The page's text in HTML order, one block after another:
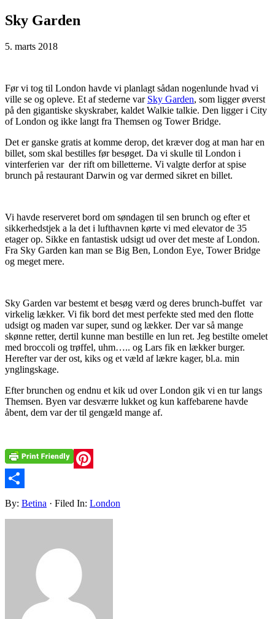
Sky Garden
5. marts 2018
Før vi tog til London havde vi planlagt sådan nogenlunde hvad vi
ville se og opleve. Et af stederne var Sky Garden, som ligger øverst
på den gigantiske skyskraber, kaldet Walkie talkie. Den ligger i City
of London og ikke langt fra Themsen og Tower Bridge.
Det er ganske gratis at komme derop, det kræver dog at man har en
billet, som skal bestilles før besøget. Da vi skulle til London i
vinterferien var der rift om billetterne. Vi valgte derfor at spise
brunch på restaurant Darwin og var dermed sikret en billet.
Vi havde reserveret bord om søndagen til sen brunch og efter et
sikkerhedstjek a la det i lufthavnen kørte vi med elevator de 35
etager op. Sikke en fantastisk udsigt ud over det meste af London.
Fra Sky Garden kan man se Big Ben, London Eye, Tower Bridge
og meget mere.
Sky Garden var bestemt et besøg værd og deres brunch-buffet var
virkelig lækker. Vi fik bord det mest perfekte sted med den flotte
udsigt og maden var super, sund og lækker. Der var så mange
skønne retter, dertil kunne man bestille en lun ret. Jeg bestilte omelet
med broccoli og trøffel, uhm….. og Lars fik en lækker burger.
Herefter var der ost, kiks og et væld af lækre kager, bl.a. min
ynglingskage.
Efter brunchen og endnu et kik ud over London gik vi en tur langs
Themsen. Byen var desværre lukket og kun kaffebarene havde
åbent, dem var der til gengæld mange af.
Pinterest
Share
By: Betina · Filed In: London